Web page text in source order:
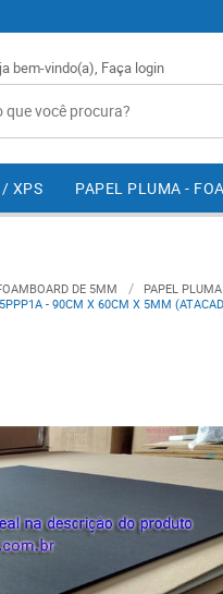
bem-vindo(a), Faça login
/ XPS PAPEL PLUMA -
DE 5MM PAPEL
- 90CM X 60CM X 5MM